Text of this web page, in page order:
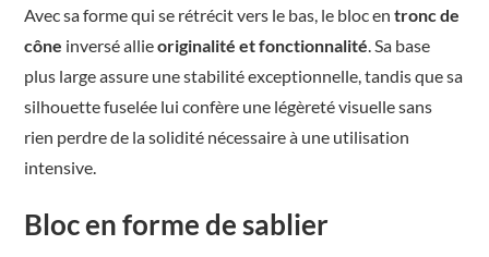
Avec sa forme qui se rétrécit vers le bas, le bloc entronc de
cône inversé allieoriginalité etfonctionnalité. Sa base
plus large assure une stabilité exceptionnelle, tandis que sa
silhouette fuselée lui confère une légèreté visuelle sans
rien perdre de la solidité nécessaire à une utilisation
intensive.
Bloc en forme de sablier